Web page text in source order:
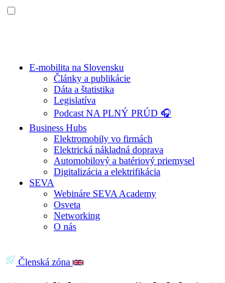
E-mobilita na Slovensku
Články a publikácie
Dáta a štatistika
Legislatíva
Podcast NA PLNÝ PRÚD 🎧
Business Hubs
Elektromobily vo firmách
Elektrická nákladná doprava
Automobilový a batériový priemysel
Digitalizácia a elektrifikácia
SEVA
Webináre SEVA Academy
Osveta
Networking
O nás
Členská zóna